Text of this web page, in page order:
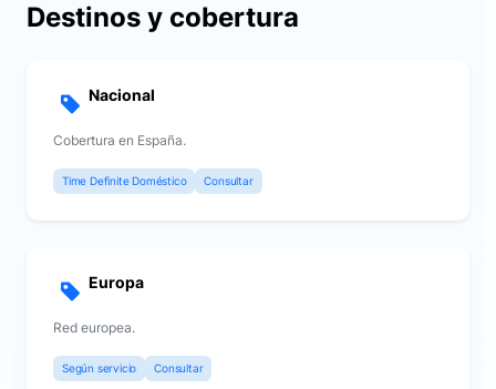
Destinos y cobertura
Nacional
Cobertura en España.
Time Definite Doméstico Consultar
Europa
Red europea.
Según servicio Consultar